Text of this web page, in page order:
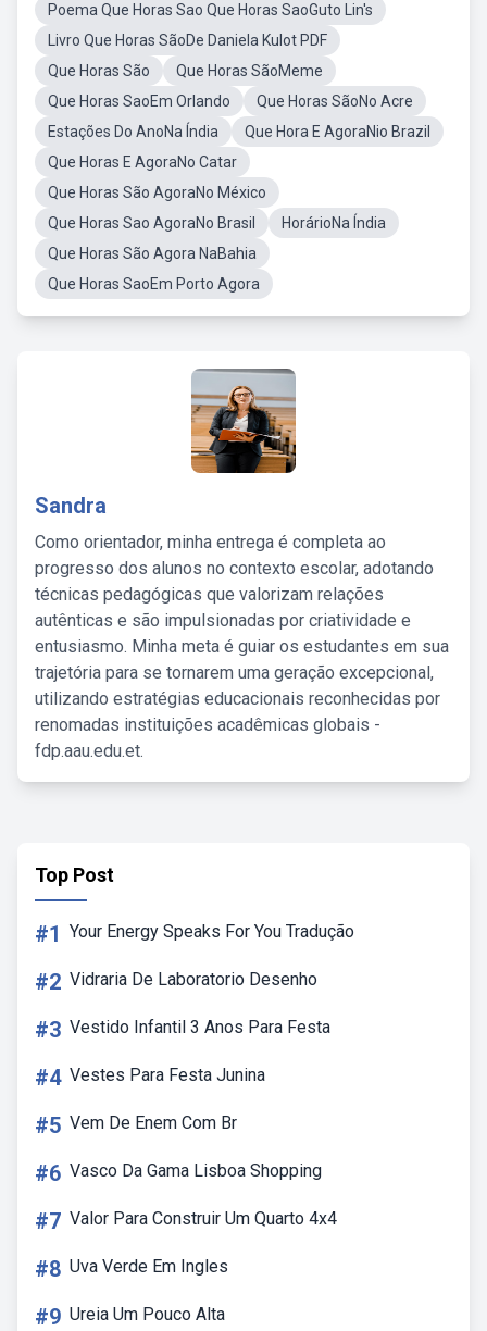
Poema Que Horas Sao Que Horas SaoGuto Lin's
Livro Que Horas SãoDe Daniela Kulot PDF
Que Horas São
Que Horas SãoMeme
Que Horas SaoEm Orlando
Que Horas SãoNo Acre
Estações Do AnoNa Índia
Que Hora E AgoraNio Brazil
Que Horas E AgoraNo Catar
Que Horas São AgoraNo México
Que Horas Sao AgoraNo Brasil
HorárioNa Índia
Que Horas São Agora NaBahia
Que Horas SaoEm Porto Agora
Sandra
Como orientador, minha entrega é completa ao
progresso dos alunos no contexto escolar, adotando
técnicas pedagógicas que valorizam relações
autênticas e são impulsionadas por criatividade e
entusiasmo. Minha meta é guiar os estudantes em sua
trajetória para se tornarem uma geração excepcional,
utilizando estratégias educacionais reconhecidas por
renomadas instituições acadêmicas globais -
fdp.aau.edu.et.
Top Post
#1 Your Energy Speaks For You Tradução
#2 Vidraria De Laboratorio Desenho
#3 Vestido Infantil 3 Anos Para Festa
#4 Vestes Para Festa Junina
#5 Vem De Enem Com Br
#6 Vasco Da Gama Lisboa Shopping
#7 Valor Para Construir Um Quarto 4x4
#8 Uva Verde Em Ingles
#9 Ureia Um Pouco Alta